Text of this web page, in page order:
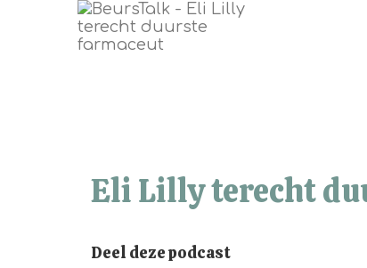
Eli Lilly terecht
Deel deze podcast